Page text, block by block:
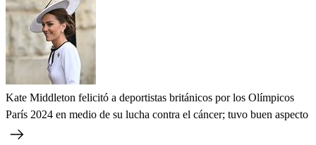
Kate Middleton felicitó a deportistas británicos por los Olímpicos
París 2024 en medio de su lucha contra el cáncer; tuvo buen aspecto